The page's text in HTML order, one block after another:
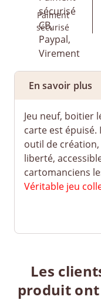
Paiment
sécurisé
En savoir plus
Jeu neuf, boitier
carte est épuisé.
outil de
liberté,
cartomanciens
Véritable jeu
Les
produit